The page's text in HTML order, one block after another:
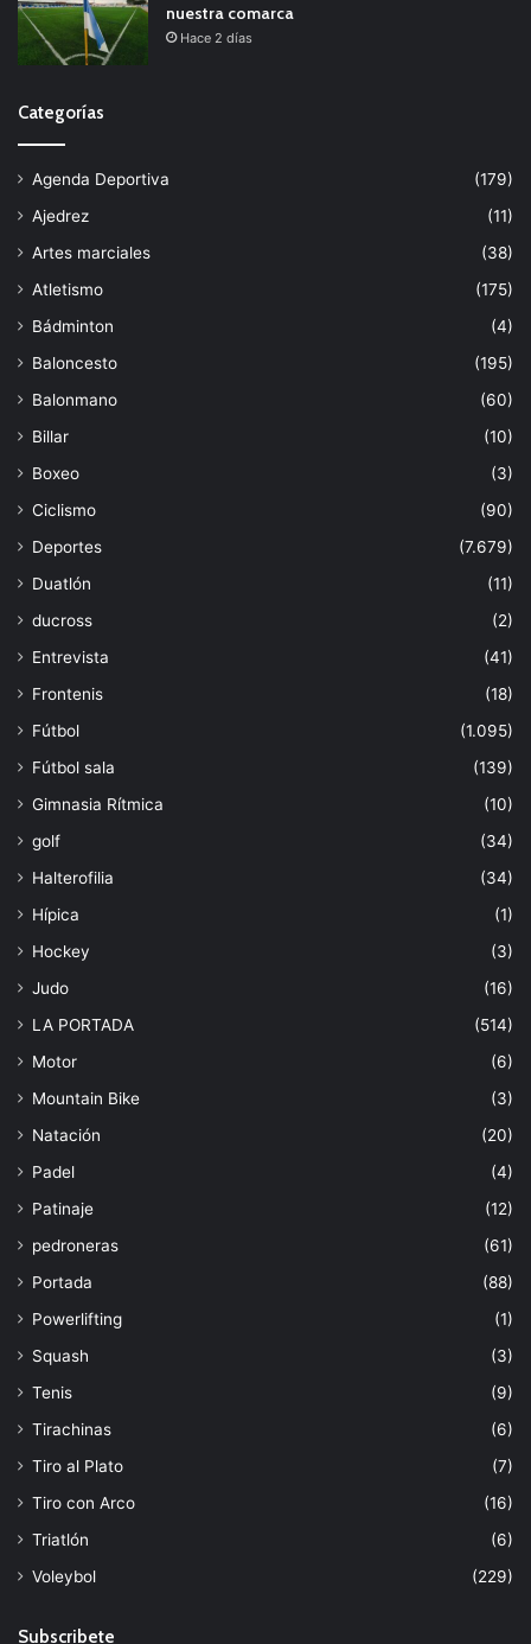
nuestra comarca
Hace 2 días
Categorías
Agenda Deportiva
(179)
Ajedrez
(11)
Artes marciales
(38)
Atletismo
(175)
Bádminton
(4)
Baloncesto
(195)
Balonmano
(60)
Billar
(10)
Boxeo
(3)
Ciclismo
(90)
Deportes
(7.679)
Duatlón
(11)
ducross
(2)
Entrevista
(41)
Frontenis
(18)
Fútbol
(1.095)
Fútbol sala
(139)
Gimnasia Rítmica
(10)
golf
(34)
Halterofilia
(34)
Hípica
(1)
Hockey
(3)
Judo
(16)
LA PORTADA
(514)
Motor
(6)
Mountain Bike
(3)
Natación
(20)
Padel
(4)
Patinaje
(12)
pedroneras
(61)
Portada
(88)
Powerlifting
(1)
Squash
(3)
Tenis
(9)
Tirachinas
(6)
Tiro al Plato
(7)
Tiro con Arco
(16)
Triatlón
(6)
Voleybol
(229)
Subscribete